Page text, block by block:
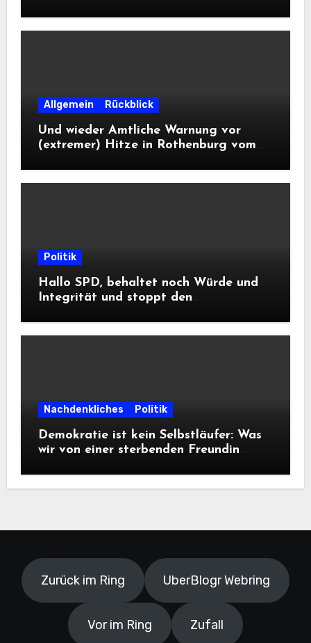
Allgemein Rückblick
Und wieder Amtliche Warnung vor
(extremer) Hitze in Rothenburg vom
Politik
Hallo SPD, behaltet noch Würde und
Integrität und stoppt den
Informationsfreiheit!
Nachdenkliches Politik
Demokratie ist kein Selbstläufer: Was
wir von einer sterbenden Freundin
Zurück im Ring UberBlogr Webring
Vor im Ring Zufall